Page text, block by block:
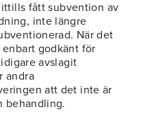
fått subvention av
inte längre
När det
godkänt för
avslagit
andra
att det inte är
behandling.